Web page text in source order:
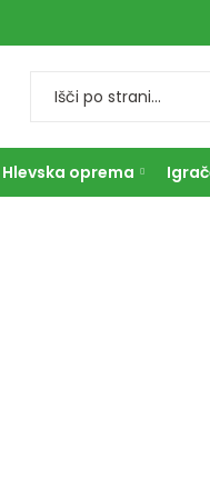
Hlevska oprema